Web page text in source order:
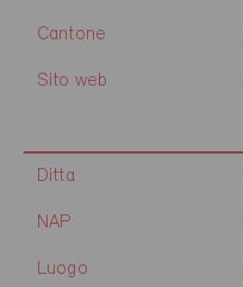
Cantone
Sito web
Ditta
NAP
Luogo